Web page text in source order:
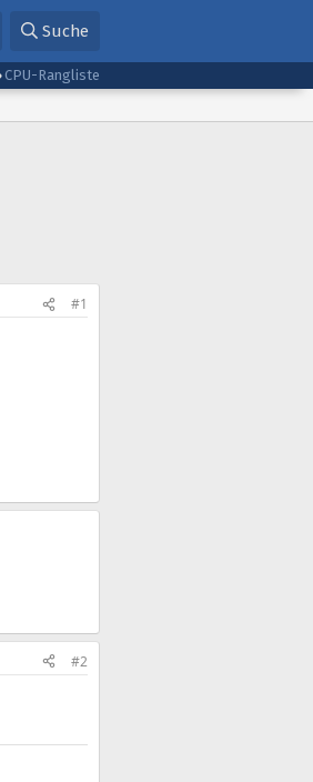
Suche
CPU-Rangliste
#1
#2